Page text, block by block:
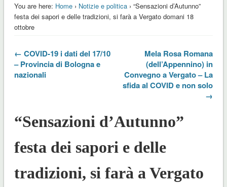
You are here: Home› Notizie e politica› “Sensazioni d’Autunno”
festa dei sapori e delle tradizioni, si farà a Vergato domani 18
ottobre
← COVID-19 i dati del 17/10
– Provincia di Bologna e
nazionali
Mela Rosa Romana
(dell’Appennino) in
Convegno a Vergato – La
sfida al COVID e non solo
→
“Sensazioni d’Autunno”
festa dei sapori e delle
tradizioni, si farà a Vergato